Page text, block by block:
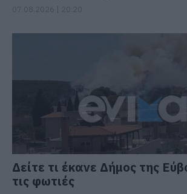
Δείτε τι έκανε Δήμος της
τις φωτιές